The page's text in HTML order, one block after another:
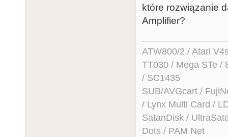
które rozwiązanie
Amplifier?
ATW800/2 / Atari
TT030 / Mega STe /
/ SC1435
SUB/AVGcart /
/ Lynx Multi Card /
SatanDisk /
Dots / PAM Net